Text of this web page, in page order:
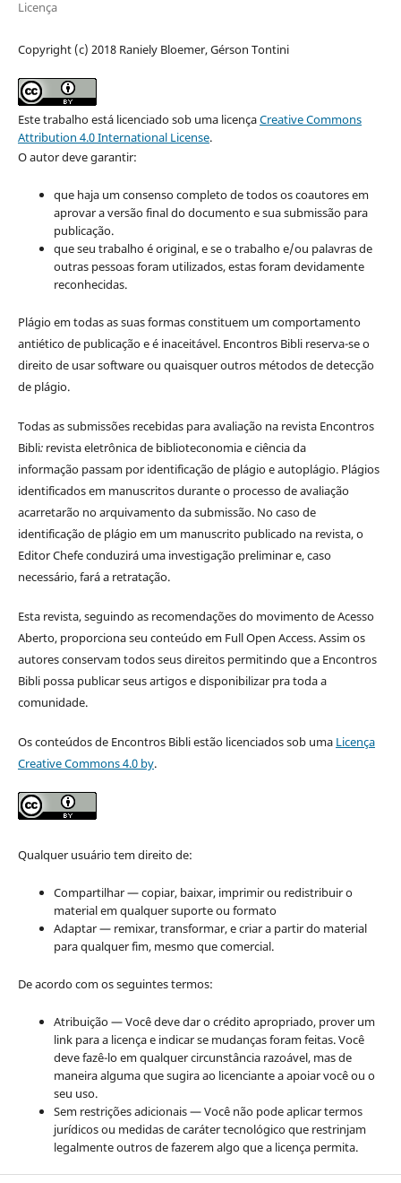
Licença
Copyright (c) 2018 Raniely Bloemer, Gérson Tontini
Este trabalho está licenciado sob uma licençaCreative Commons
Attribution 4.0 International License.
O autor deve garantir:
que haja um consenso completo de todos os coautores em
aprovar a versão final do documento e sua submissão para
publicação.
que seu trabalho é original, e se o trabalho e/ou palavras de
outras pessoas foram utilizados, estas foram devidamente
reconhecidas.
Plágio em todas as suas formas constituem um comportamento
antiético de publicação e é inaceitável. Encontros Bibli reserva-se o
direito de usar software ou quaisquer outros métodos de detecção
de plágio.
Todas as submissões recebidas para avaliação na revista Encontros
Bibli: revista eletrônica de biblioteconomia e ciência da
informaçãopassam por identificação de plágio e autoplágio. Plágios
identificados em manuscritos durante o processo de avaliação
acarretarão no arquivamento da submissão. No caso de
identificação de plágio em um manuscrito publicado na revista, o
Editor Chefe conduzirá uma investigação preliminar e, caso
necessário, fará a retratação.
Esta revista, seguindo as recomendações do movimento de Acesso
Aberto, proporciona seu conteúdo em Full Open Access. Assim os
autores conservam todos seus direitos permitindo que a Encontros
Bibli possa publicar seus artigos e disponibilizar pra toda a
comunidade.
Os conteúdos de Encontros Bibli estão licenciados sob uma Licença
Creative Commons 4.0 by.
Qualquer usuário tem direito de:
Compartilhar — copiar, baixar, imprimir ou redistribuir o
material em qualquer suporte ou formato
Adaptar — remixar, transformar, e criar a partir do material
para qualquer fim, mesmo que comercial.
De acordo com os seguintes termos:
Atribuição — Você deve dar o crédito apropriado, prover um
link para a licença e indicar se mudanças foram feitas. Você
deve fazê-lo em qualquer circunstância razoável, mas de
maneira alguma que sugira ao licenciante a apoiar você ou o
seu uso.
Sem restrições adicionais — Você não pode aplicar termos
jurídicos ou medidas de caráter tecnológico que restrinjam
legalmente outros de fazerem algo que a licença permita.